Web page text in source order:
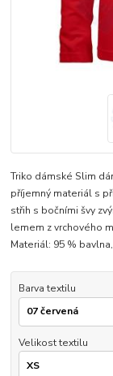
Triko dámské Slim
příjemný materiál s
střih s bočními švy
lemem z vrchového
Materiál: 95 % bavlna,
Barva textilu
Velikost textilu